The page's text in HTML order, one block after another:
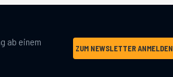
ab einem
ZUM NEWSLETTER ANMELDEN